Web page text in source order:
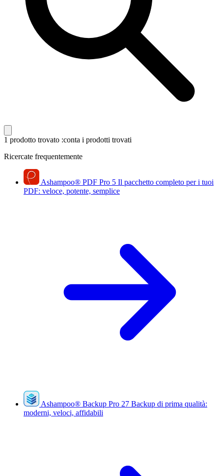
1 prodotto trovato :conta i prodotti trovati
Ricercate frequentemente
Ashampoo® PDF Pro 5 Il pacchetto completo per i tuoi
PDF: veloce, potente, semplice
Ashampoo® Backup Pro 27 Backup di prima qualità:
moderni, veloci, affidabili